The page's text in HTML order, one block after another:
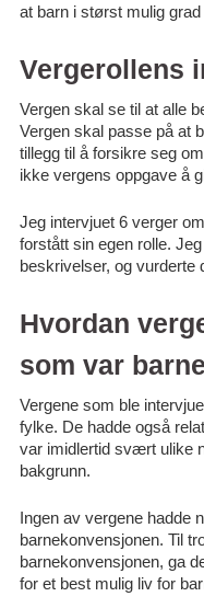
at barn i størst mulig
Vergerollens
Vergen skal se til at alle
Vergen skal passe på at
tillegg til å forsikre seg
ikke vergens oppgave å
Jeg intervjuet 6 verger
forstått sin egen rolle.
beskrivelser, og vurderte
Hvordan
som var
Vergene som ble
fylke. De hadde også
var imidlertid svært ulike
bakgrunn.
Ingen av vergene hadde
barnekonvensjonen. Til
barnekonvensjonen, ga
for et best mulig liv for